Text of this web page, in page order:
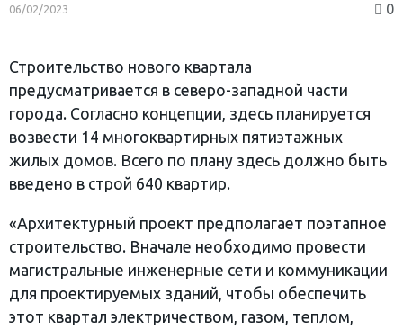
06/02/2023 0
Строительство нового квартала
предусматривается в северо-западной части
города. Согласно концепции, здесь планируется
возвести 14 многоквартирных пятиэтажных
жилых домов. Всего по плану здесь должно быть
введено в строй 640 квартир.
«Архитектурный проект предполагает поэтапное
строительство. Вначале необходимо провести
магистральные инженерные сети и коммуникации
для проектируемых зданий, чтобы обеспечить
этот квартал электричеством, газом, теплом,